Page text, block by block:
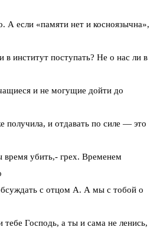
А если «памяти нет и косноязычна»,
в институт поступать? Не о нас ли в
и не могущие дойти до
получила, и отдавать по силе — это
время убить,- грех. Временем
с отцом А. А мы с тобой о
тебе Господь, а ты и сама не ленись,